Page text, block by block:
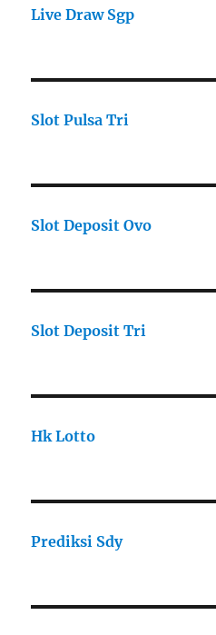
Live Draw Sgp
Slot Pulsa Tri
Slot Deposit Ovo
Slot Deposit Tri
Hk Lotto
Prediksi Sdy